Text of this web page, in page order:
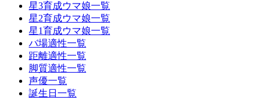
星3育成ウマ娘一覧
星2育成ウマ娘一覧
星1育成ウマ娘一覧
バ場適性一覧
距離適性一覧
脚質適性一覧
声優一覧
誕生日一覧